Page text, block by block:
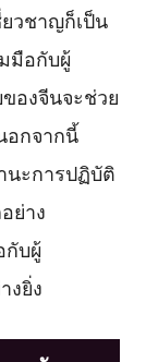
วชาญก็เป็น
มือกับผู้
องจีนจะช่วย
อกจากนี้
นะการปฏิบัติ
ย่าง
กับผู้
งยิ่ง